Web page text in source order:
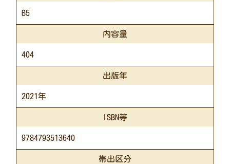
B5
内容量
404
出版年
2021年
ISBN等
9784793513640
帯出区分